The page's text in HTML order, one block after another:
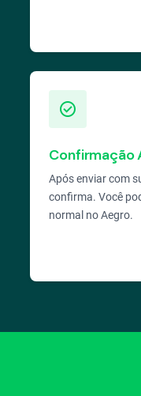
check_circle
Confirmação
Após enviar com
confirma. Você
normal no Aegro.